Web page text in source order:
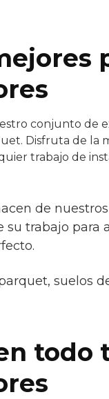
conjunto de
Disfruta de la
trabajo de
de
su trabajo
suelos
todo